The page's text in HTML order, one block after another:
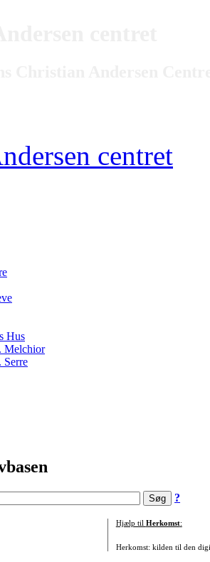
centret
Hus
Melchior
Serre
?
Hjælp til Herkomst:
Herkomst: kilden til den